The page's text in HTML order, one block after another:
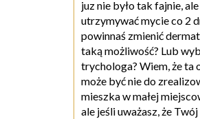
juz nie było tak fajnie,
utrzymywać mycie co 2
powinnaś zmienić
taką możliwość? Lub
trychologa? Wiem, że ta
może być nie do
mieszka w małej
ale jeśli uważasz, że